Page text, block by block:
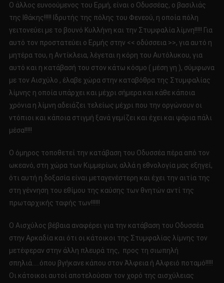
Ο άλλος ευνοούμενος του Ερμή, είναι ο Οδυσσέας, ο βασιλιάς
της Ιθάκης!!!!! Ιδρυτής της πόλης του Φενεού, η οποία πόλη
γειτονεύει με το βουνό Κυλλήνη και την Στυμφαλία λίμνη!!!!! Για
αυτό τον προστατεύει ο Ερμής στην << οδύσσεια >>, για αυτό η
μητέρα του, η Αντίκλεια, λέγεται η κόρη του Αυτόλυκου, για
αυτό και η κατάβασή του στον κάτω κόσμο ( μέση γη ), σύμφωνα
με τον Αισχύλο , έλαβε χώρα στην καταβόθρα της Στυμφαλίας
λίμνης η οποία υπάρχει και μέχρι σήμερα και κάθε κάποια
χρόνια η λίμνη αδειάζει τελείως μέχρι που την οργώνουν οι
ντόπιοι και κάποια στιγμή ξανά γεμίζει και έχει και ψάρια πάλι
μέσα!!!!!
Ο όμηρος τοποθετεί την κατάβαση του Οδυσσέα πέρα από τον
ωκεανό, στη χώρα των Κιμμερίων, αλλά η εθνολογία μας εξηγεί,
ότι αυτή η δοξασία είναι μεταγενέστερη και έχει την αιτία της
στη γέννηση του εθίμου της καύσης των θνητών αντί της
πρωταρχικής ταφής των!!!!!!
Ο Αισχύλος βέβαια αναφέρει για την κατάβαση του Οδυσσέα
στην Αρκαδία και ότι οι κάτοικοι της Στυμφαλίας λίμνης τον
μετέφεραν στην άλλη πλευρά της, προς τη σιωπηλή
σπηλιά…..όπου βγήκανε κάπου στον Άλφεια ή Αλφειό ποταμό!!!!!
Οι κάτοικοι αυτοί αποτελούσαν τον χορό της αισχύλειας